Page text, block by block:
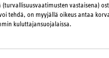
vastaisena)
tehdä, on myyjällä oikeus antaa
kuluttajansuojalaissa.